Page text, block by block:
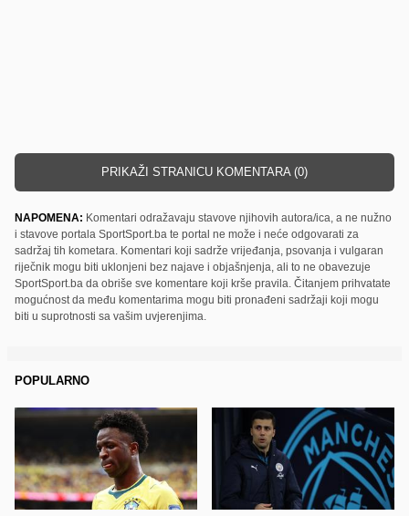
PRIKAŽI STRANICU KOMENTARA (0)
NAPOMENA: Komentari odražavaju stavove njihovih autora/ica, a ne nužno
i stavove portala SportSport.ba te portal ne može i neće odgovarati za
sadržaj tih kometara. Komentari koji sadrže vrijeđanja, psovanja i vulgaran
riječnik mogu biti uklonjeni bez najave i objašnjenja, ali to ne obavezuje
SportSport.ba da obriše sve komentare koji krše pravila. Čitanjem prihvatate
mogućnost da među komentarima mogu biti pronađeni sadržaji koji mogu
biti u suprotnosti sa vašim uvjerenjima.
POPULARNO